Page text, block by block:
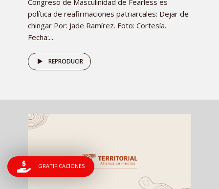
Congreso de Masculinidad de Fearless es
política de reafirmaciones patriarcales: Dejar de
chingar Por: Jade Ramírez. Foto: Cortesía.
Fecha:...
REPRODUCIR
GRATIFICACIONES